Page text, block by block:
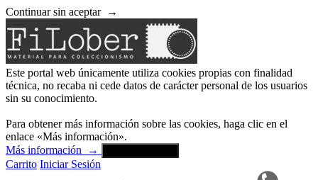
Continuar sin aceptar →
Este portal web únicamente utiliza cookies propias con finalidad
técnica, no recaba ni cede datos de carácter personal de los usuarios
sin su conocimiento.
Para obtener más información sobre las cookies, haga clic en el
enlace «Más información».
Más información
→
Carrito Iniciar Sesión